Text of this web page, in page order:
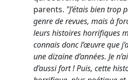
parents. "J’étais bien trop
genre de revues, mais à
leurs histoires horrifiques
connais donc l’œuvre que
une dizaine d’années. Je
d’aussi fort ! Puis, cette